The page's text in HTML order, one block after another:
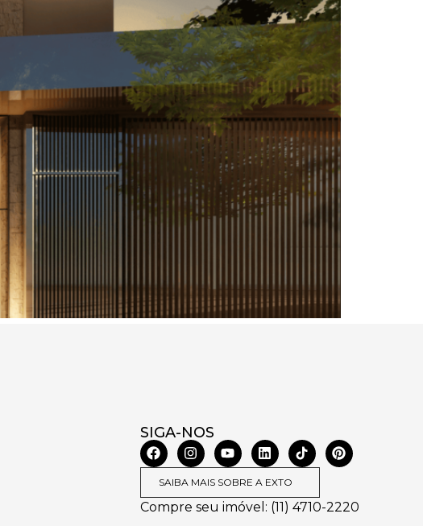
SIGA-NOS
SAIBA MAIS SOBRE A EXTO
Compre seu imóvel: (11) 4710-2220